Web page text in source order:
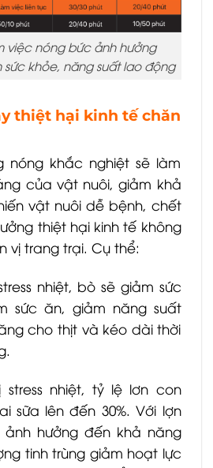
việc nóng bức ảnh hưởng
khỏe, năng suất lao động
thiệt hại kinh tế chăn
nóng khắc nghiệt sẽ làm
của vật nuôi, giảm khả
vật nuôi dễ bệnh, chết
thiệt hại kinh tế không
vị trang trại. Cụ thể:
nhiệt, bò sẽ giảm sức
sức ăn, giảm năng suất
cho thịt và kéo dài thời
stress nhiệt, tỷ lệ lơn con
sữa lên đến 30%. Với lợn
ảnh hưởng đến khả năng
tinh trùng giảm hoạt lực